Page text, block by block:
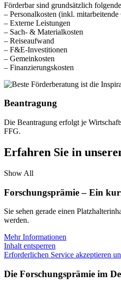
Förderbar sind grundsätzlich
– Personalkosten (inkl. mitarbeitende
– Externe Leistungen
– Sach- & Materialkosten
– Reiseaufwand
– F&E-Investitionen
– Gemeinkosten
– Finanzierungskosten
Beantragung
Die Beantragung erfolgt je
FFG.
Erfahren Sie in
Show All
Forschungsprämie – Ein
Sie sehen gerade einen
werden.
Mehr Informationen
Inhalt entsperren
Erforderlichen Service akzeptieren
Die Forschungsprämie im